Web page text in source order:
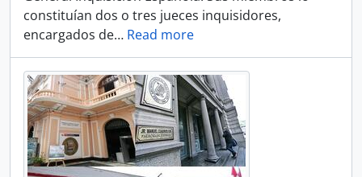
constituían dos o tres jueces inquisidores,
encargados de… Read more